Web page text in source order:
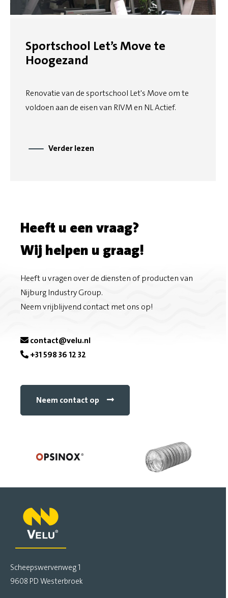
Sportschool Let’s Move te
Hoogezand
Renovatie van de sportschool Let's Move om te
voldoen aan de eisen van RIVM en NL Actief.
Verder lezen
Heeft u een vraag?
Wij helpen u graag!
Heeft u vragen over de diensten of producten van
Nijburg Industry Group.
Neem vrijblijvend contact met ons op!
contact@velu.nl
+31 598 36 12 32
Neem contact op
Scheepswervenweg 1
9608 PD Westerbroek